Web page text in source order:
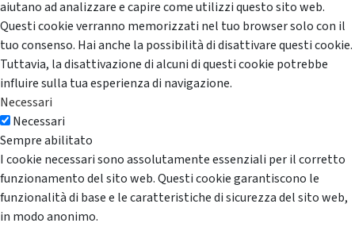
aiutano ad analizzare e capire come utilizzi questo sito web.
Questi cookie verranno memorizzati nel tuo browser solo con il
tuo consenso. Hai anche la possibilità di disattivare questi cookie.
Tuttavia, la disattivazione di alcuni di questi cookie potrebbe
influire sulla tua esperienza di navigazione.
Necessari
Necessari
Sempre abilitato
I cookie necessari sono assolutamente essenziali per il corretto
funzionamento del sito web. Questi cookie garantiscono le
funzionalità di base e le caratteristiche di sicurezza del sito web,
in modo anonimo.